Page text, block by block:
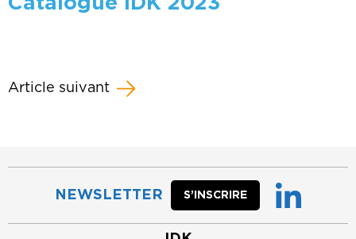
Article suivant
NEWSLETTER S’INSCRIRE